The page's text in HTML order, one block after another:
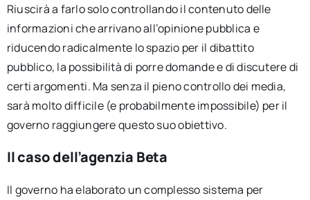
Riuscirà a farlo solo controllando il contenuto delle
informazioni che arrivano all’opinione pubblica e
riducendo radicalmente lo spazio per il dibattito
pubblico, la possibilità di porre domande e di discutere di
certi argomenti. Ma senza il pieno controllo dei media,
sarà molto difficile (e probabilmente impossibile) per il
governo raggiungere questo suo obiettivo.
Il caso dell’agenzia Beta
Il governo ha elaborato un complesso sistema per